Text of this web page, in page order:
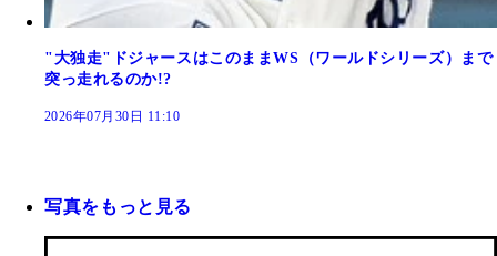
"大独走"ドジャースはこのままWS（ワールドシリーズ）まで
突っ走れるのか!?
2026年07月30日 11:10
写真をもっと見る